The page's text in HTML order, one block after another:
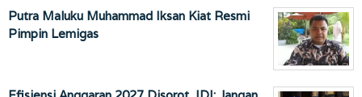
Putra Maluku Muhammad Iksan Kiat Resmi
Pimpin Lemigas